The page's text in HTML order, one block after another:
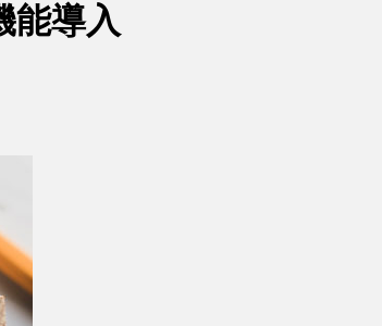
導入